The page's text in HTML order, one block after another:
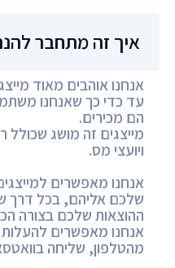
איך זה מתחבר
אנחנו אוהבים מאוד
עד כדי כך שאנחנו
הם מכירים.
מייצגים זה מושג שכולל
ויועצי מס.
אנחנו מאפשרים
שלכם אליהם, בכל דרך
ההוצאות שלכם בצורה
אנחנו מאפשרים
מהטלפון, שליחה